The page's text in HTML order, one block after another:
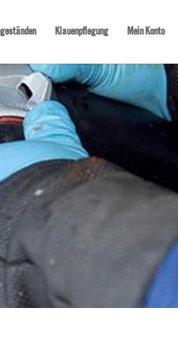
Klauenpflegung Mein Konto